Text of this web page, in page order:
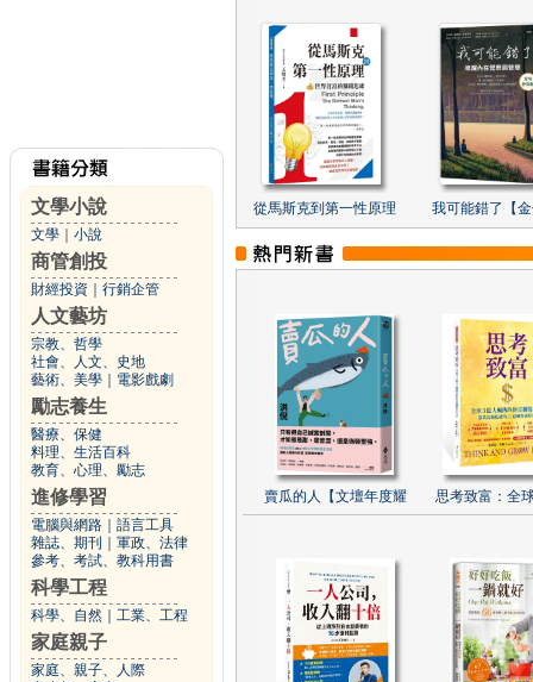
文學小說
文學 小說
商管創投
財經投資 行銷企管
人文藝坊
宗教、哲學
社會、人文、史地
藝術、美學
電影戲劇
勵志養生
醫療、保健
料理、生活百科
教育、心理、勵志
進修學習
電腦與網路
語言工具
雜誌、期刊
軍政、法律
參考、考試、教科用書
科學工程
科學、自然 工業、工程
家庭親子
家庭、親子、人際
從馬斯克到第一性原理 我可能錯了【
賣瓜的人【文壇年度耀 思考致富：全